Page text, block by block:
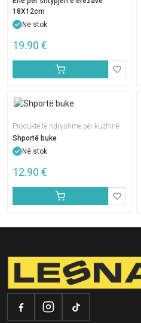
18X12cm
Në stok
19.90 €
Produkte të ndryshme për kuzhinë
Shportë buke
Në stok
12.90 €